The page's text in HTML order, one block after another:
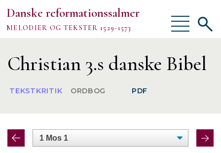
Danske reformationssalmer
MELODIER OG TEKSTER 1529-1573
Vis/skjul
menu
Om
TEKSTER
MELODIER
Vis/
Christian 3.s danske Bibel
TEKSTKRITIK ORDBOG PDF